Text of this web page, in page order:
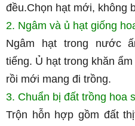
đều.Chọn hạt mới, không
2. Ngâm và ủ hạt giống
Ngâm hạt trong nước
tiếng. Ủ hạt trong khăn
rồi mới mang đi trồng.
3. Chuẩn bị đất trồng hoa
Trộn hỗn hợp gồm đất